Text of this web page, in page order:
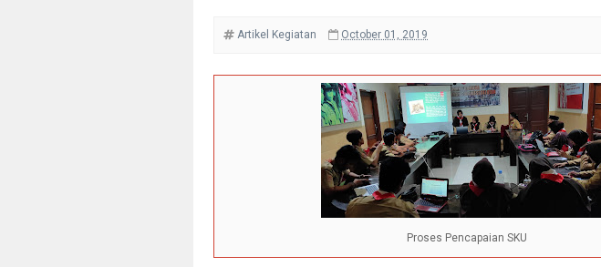
Artikel Kegiatan October 01, 2019
Proses Pencapaian SKU